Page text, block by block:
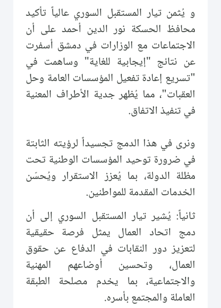
و يُثمن تيار المستقبل السوري عالياً تأكيد
محافظ الحسكة نور الدين أحمد على أن
الاجتماعات مع الوزارات في دمشق أسفرت
عن نتائج "إيجابية للغاية" وساهمت في
"تسريع إعادة تفعيل المؤسسات العامة وحل
العقبات"، مما يُظهر جدية الأطراف المعنية
في تنفيذ الاتفاق.
ونرى في هذا الدمج تجسيداً لرؤيته الثابتة
في ضرورة توحيد المؤسسات الوطنية تحت
مظلة الدولة، بما يُعزز الاستقرار ويُحسّن
الخدمات المقدمة للمواطنين.
ثانياً: يُشير تيار المستقبل السوري إلى أن
دمج اتحاد العمال يمثل فرصة حقيقية
لتعزيز دور النقابات في الدفاع عن حقوق
العمال، وتحسين أوضاعهم المهنية
والاجتماعية، بما يخدم مصلحة الطبقة
العاملة والمجتمع بأسره.